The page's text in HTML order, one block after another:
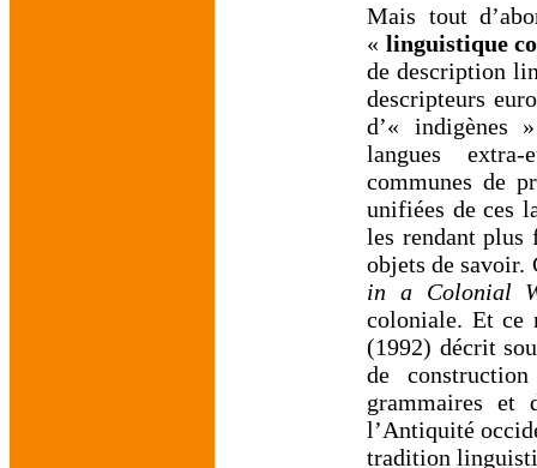
Mais tout
« linguistique
de description
descripteurs
d’« indigènes
langues
communes de
unifiées de ces
les rendant plus
objets de savoir.
in a Colonial
coloniale. Et ce
(1992) décrit
de
grammaires
l’Antiquité
tradition